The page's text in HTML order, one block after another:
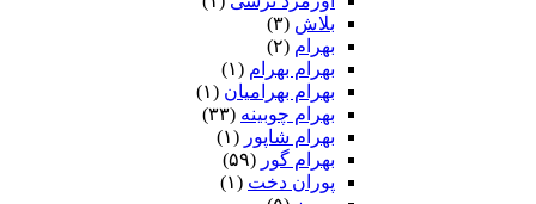
بلاش (۳)
بهرام (۲)
بهرام بهرام (۱)
بهرام بهرامیان‏ (۱)
بهرام چوبینه (۳۳)
بهرام شاپور (۱)
بهرام گور (۵۹)
پوران دخت (۱)